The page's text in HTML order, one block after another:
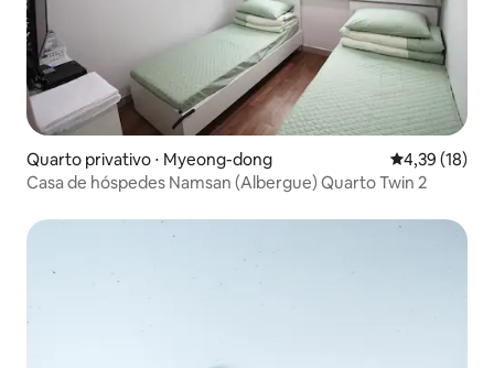
Quarto privativo ⋅ Myeong-dong 4,39 de uma
4,39 (18)
Casa de hóspedes Namsan (Albergue) Quarto Twin 2